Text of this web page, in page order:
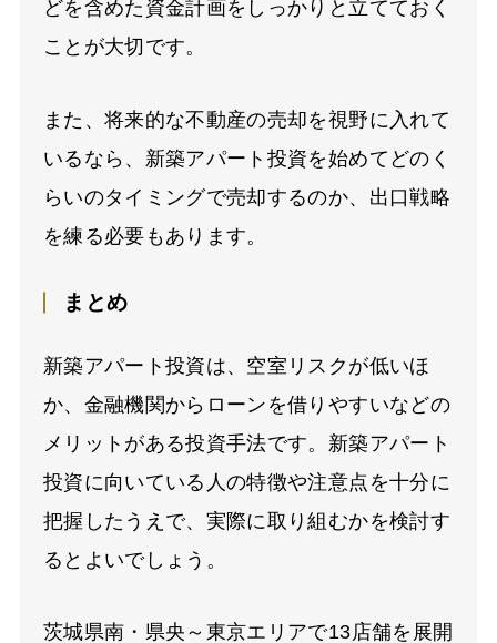
どを含めた資金計画をしっかりと立てておく
ことが大切です。
また、将来的な不動産の売却を視野に入れて
いるなら、新築アパート投資を始めてどのく
らいのタイミングで売却するのか、出口戦略
を練る必要もあります。
まとめ
新築アパート投資は、空室リスクが低いほ
か、金融機関からローンを借りやすいなどの
メリットがある投資手法です。新築アパート
投資に向いている人の特徴や注意点を十分に
把握したうえで、実際に取り組むかを検討す
るとよいでしょう。
茨城県南・県央～東京エリアで13店舗を展開